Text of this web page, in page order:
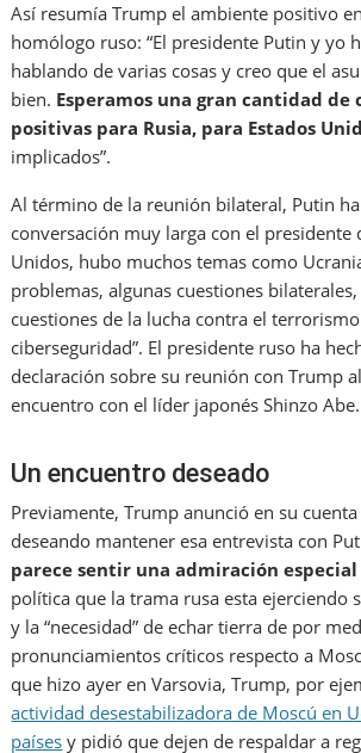
Así resumía Trump el ambiente positivo
homólogo ruso: “El presidente Putin y yo
hablando de varias cosas y creo que el
bien. Esperamos una gran cantidad de
positivas para Rusia, para Estados
implicados”.
Al término de la reunión bilateral, Putin
conversación muy larga con el presidente
Unidos, hubo muchos temas como
problemas, algunas cuestiones
cuestiones de la lucha contra el
ciberseguridad”. El presidente ruso ha
declaración sobre su reunión con Trump
encuentro con el líder japonés Shinzo Abe.
Un encuentro deseado
Previamente, Trump anunció en su
deseando mantener esa entrevista con
parece sentir una admiración especial
política que la trama rusa esta ejerciendo
y la “necesidad” de echar tierra de por
pronunciamientos críticos respecto a
que hizo ayer en Varsovia, Trump, por
actividad desestabilizadora de Moscú en
países y pidió que dejen de respaldar a